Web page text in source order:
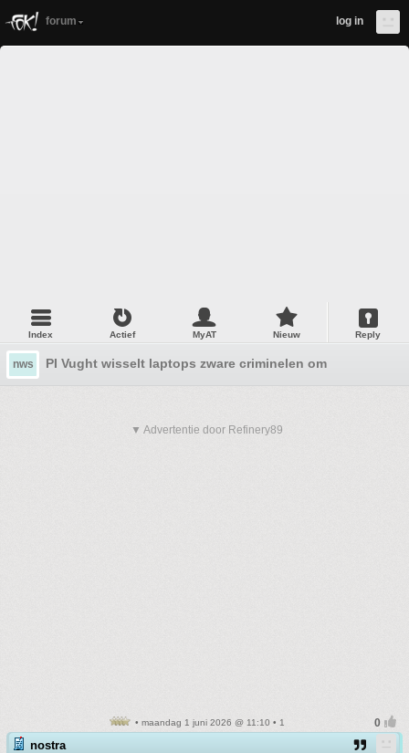
forum log in
Index Actief MyAT Nieuw Reply
nws PI Vught wisselt laptops zware criminelen om
▼ Advertentie door Refinery89
• maandag 1 juni 2026 @ 11:10 • 1
nostra